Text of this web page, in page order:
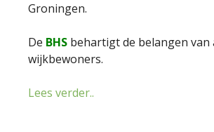
Groningen.
De BHS behartigt de belangen van
wijkbewoners.
Lees verder..